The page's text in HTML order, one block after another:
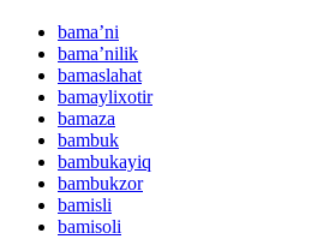
bamaʼni
bamaʼnilik
bamaslahat
bamaylixotir
bamaza
bambuk
bambukayiq
bambukzor
bamisli
bamisoli